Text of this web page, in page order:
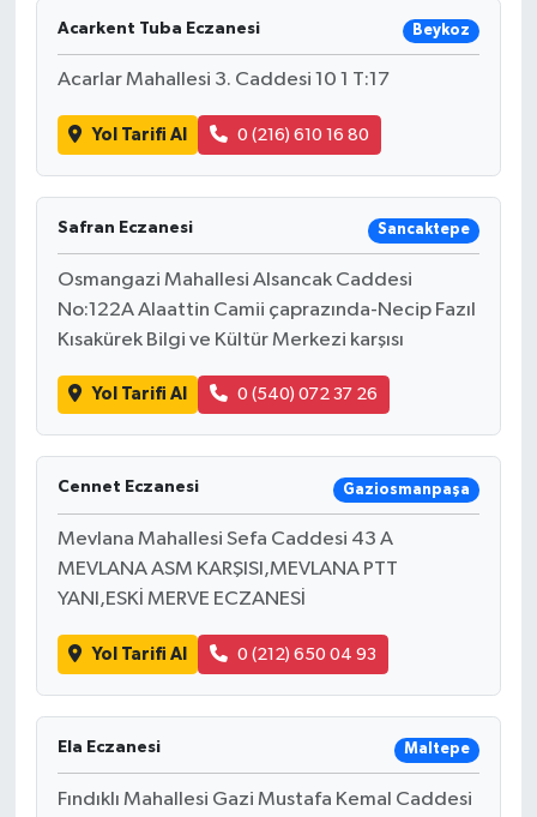
Acarkent Tuba Eczanesi Beykoz
Acarlar Mahallesi 3. Caddesi 10 1 T:17
Yol Tarifi Al 0 (216) 610 16 80
Safran Eczanesi Sancaktepe
Osmangazi Mahallesi Alsancak Caddesi
No:122A Alaattin Camii çaprazında-Necip Fazıl
Kısakürek Bilgi ve Kültür Merkezi karşısı
Yol Tarifi Al 0 (540) 072 37 26
Cennet Eczanesi Gaziosmanpaşa
Mevlana Mahallesi Sefa Caddesi 43 A
MEVLANA ASM KARŞISI,MEVLANA PTT
YANI,ESKİ MERVE ECZANESİ
Yol Tarifi Al 0 (212) 650 04 93
Ela Eczanesi Maltepe
Fındıklı Mahallesi Gazi Mustafa Kemal Caddesi